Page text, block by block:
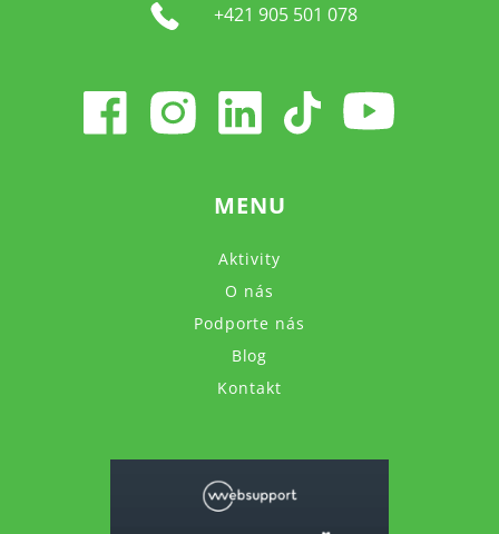
+421 905 501 078
MENU
Aktivity
O nás
Podporte nás
Blog
Kontakt